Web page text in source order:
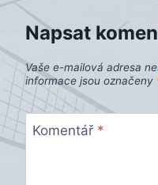
Napsat
Vaše e-mailová adresa
informace jsou označeny
Komentář *